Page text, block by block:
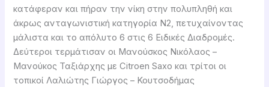
κατάφεραν και πήραν την νίκη στην πολυπληθή και
άκρως ανταγωνιστική κατηγορία Ν2, πετυχαίνοντας
μάλιστα και το απόλυτο 6 στις 6 Ειδικές Διαδρομές.
Δεύτεροι τερμάτισαν οι Μανούσκος Νικόλαος –
Μανούκος Ταξιάρχης με Citroen Saxo και τρίτοι οι
τοπικοί Λαλιώτης Γιώργος – Κουτσοδήμας